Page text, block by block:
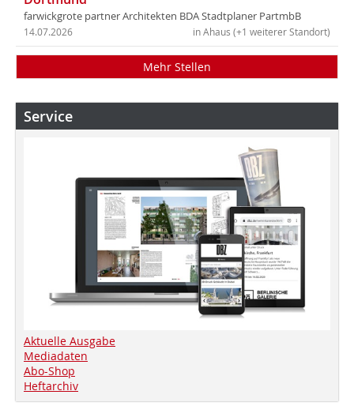
farwickgrote partner Architekten BDA Stadtplaner PartmbB
in Ahaus (+1 weiterer Standort)
14.07.2026
Mehr Stellen
Service
Aktuelle Ausgabe
Mediadaten
Abo-Shop
Heftarchiv